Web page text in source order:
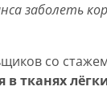
заболеть
со
тканях